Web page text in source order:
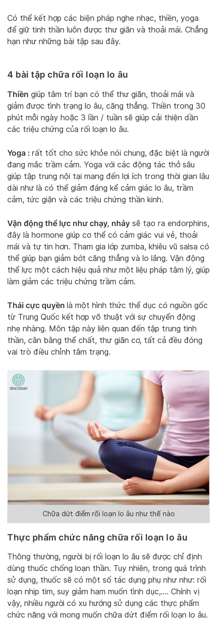
Có thể kết hợp các biện pháp nghe nhạc, thiền, yoga
để giữ tinh thần luôn được thư giãn và thoải mái. Chẳng
hạn như những bài tập sau đây.
4 bài tập chữa rối loạn lo âu
Thiền giúp tâm trí bạn có thể thư giãn, thoải mái và
giảm được tình trạng lo âu, căng thẳng. Thiền trong 30
phút mỗi ngày hoặc 3 lần / tuần sẽ giúp cải thiện dần
các triệu chứng của rối loạn lo âu.
Yoga : rất tốt cho sức khỏe nói chung, đặc biệt là người
đang mắc trầm cảm. Yoga với các động tác thở sâu
giúp tập trung nội tại mang đến lợi ích trong thời gian lâu
dài như là có thể giảm đáng kể cảm giác lo âu, trầm
cảm, tức giận và các triệu chứng thần kinh.
Vận động thể lực như chạy, nhảy sẽ tạo ra endorphins,
đây là hormone giúp cơ thể có cảm giác vui vẻ, thoải
mái và tự tin hơn. Tham gia lớp zumba, khiêu vũ salsa có
thể giúp bạn giảm bớt căng thẳng và lo lắng. Vận động
thể lực một cách hiệu quả như một liệu pháp tâm lý, giúp
làm giảm các triệu chứng trầm cảm.
Thái cực quyền là một hình thức thể dục có nguồn gốc
từ Trung Quốc kết hợp võ thuật với sự chuyển động
nhẹ nhàng. Môn tập này liên quan đến tập trung tinh
thần, cân bằng thể chất, thư giãn cơ, tất cả đều đóng
vai trò điều chỉnh tâm trạng.
Chữa dứt điểm rối loạn lo âu như thế nào
Thực phẩm chức năng chữa rối loạn lo âu
Thông thường, người bị rối loạn lo âu sẽ được chỉ định
dùng thuốc chống loạn thần. Tuy nhiên, trong quá trình
sử dụng, thuốc sẽ có một số tác dụng phụ như như: rối
loạn nhịp tim, suy giảm ham muốn tình dục,…. Chính vị
vậy, nhiều người có xu hướng sử dụng các thực phẩm
chức năng với mong muốn chữa dứt điểm rối loạn lo âu.